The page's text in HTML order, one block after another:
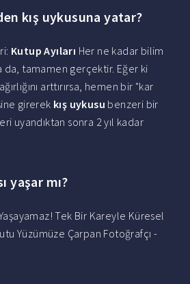
kış uykusuna yatar?
Kutup Ayıları Her ne kadar bilim
da, tamamen gerçektir. Eğer ki
arttırırsa, hemen bir "kar
girerek kış uykusu benzeri bir
uyandıktan sonra 2 yıl kadar
yaşar mı?
Tek Bir Kareyle Küresel
Yüzümüze Çarpan Fotoğrafçı -